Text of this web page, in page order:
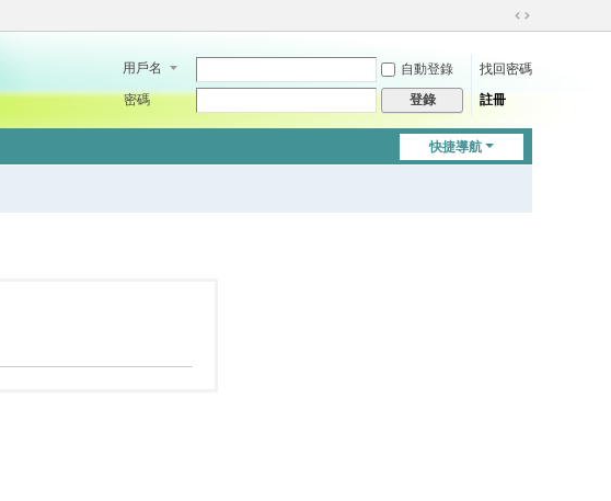
切
到
用戶名 自動登錄
找回密碼
密碼
登錄 註冊
快捷導航